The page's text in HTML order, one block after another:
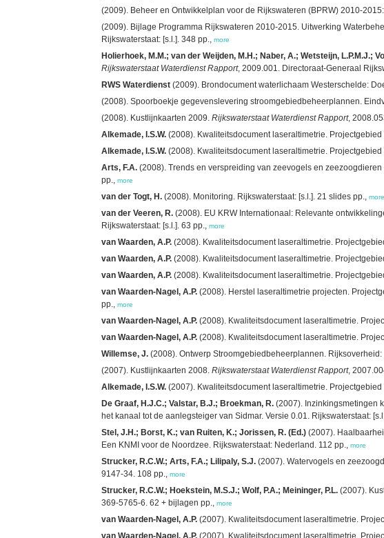
(2009). Beheer en Ontwikkelplan voor de Rijkswateren (BPRW) 2010-
(2009). Bijlage Programma Rijkswateren 2010-2015. Uitwerking
Rijkswaterstaat: [s.l.]. 348 pp., more
Holierhoek, M.M.; van der Weijden, M.H.; Naber, A.; Wetsteijn, L.P.M.J.;
Rijkswaterstaat Waterdienst Rapport, 2009.001. Directoraat-Generaal
RWS Waterdienst (2009). Brondocument waterlichaam Westerschelde:
(2008). Spoorboekje gegevenslevering stroomgebiedbeheerplannen.
(2008). Kustlijnkaarten 2009. Rijkswaterstaat Waterdienst Rapport,
Alkemade, I.S.W. (2008). Kwaliteitsdocument laseraltimetrie.
Alkemade, I.S.W. (2008). Kwaliteitsdocument laseraltimetrie.
Arts, F.A. (2008). Trends en verspreiding van zeevogels en
pp., more
van der Togt, H. (2008). Monitoring. Rijkswaterstaat: [s.l.]. 21 slides pp., more
van der Veeren, R. (2008). EU KRW Internationaal: Relevante
Rijkswaterstaat: [s.l.]. 63 pp., more
van Waarden, A.P. (2008). Kwaliteitsdocument laseraltimetrie.
van Waarden, A.P. (2008). Kwaliteitsdocument laseraltimetrie.
van Waarden, A.P. (2008). Kwaliteitsdocument laseraltimetrie.
van Waarden-Nagel, A.P. (2008). Herstel laseraltimetrie projecten.
pp., more
van Waarden-Nagel, A.P. (2008). Kwaliteitsdocument laseraltimetrie.
van Waarden-Nagel, A.P. (2008). Kwaliteitsdocument laseraltimetrie.
Willemse, J. (2008). Ontwerp Stroomgebiedbeheerplannen.
(2007). Kustlijnkaarten 2008. Rijkswaterstaat Waterdienst Rapport,
Alkemade, I.S.W. (2007). Kwaliteitsdocument laseraltimetrie.
De Graaf, H.J.C.; Valstar, B.J.; Broekman, R. (2007). Inzinkingsmetingen
het kanaal tot de aanlegsteiger van Sidmar. Versie 0.01. Rijkswaterstaat:
Stel, J.H.; Borst, K.; van Ruiten, K.; Jorissen, R. (Ed.) (2007).
Een KNMI voor de Noordzee. Rijkswaterstaat: Nederland. 112 pp., more
Strucker, R.C.W.; Arts, F.A.; Lilipaly, S.J. (2007). Watervogels en
9147-34. 108 pp., more
Strucker, R.C.W.; Hoekstein, M.S.J.; Wolf, P.A.; Meininger, P.L. (2007).
369-5765-6. 62 + bijlagen pp., more
van Waarden-Nagel, A.P. (2007). Kwaliteitsdocument laseraltimetrie.
van Waarden-Nagel, A.P. (2007). Kwaliteitsdocument laseraltimetrie.